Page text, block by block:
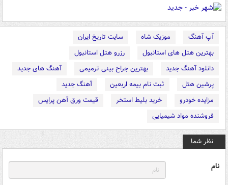
آپ آهنگ موزیک شاه
سایت تاریخ ایران
بهترین هتل های استانبول
رزرو هتل استانبول
دانلود آهنگ جدید
بهترین جراح بینی ترمیمی
آهنگ های جدید
پرشین هتل
ثبت نام بیمه اربعین
آهنگ جدید
مزایده خودرو
خرید بلیط استخر
قیمت ورق آهن پرایس
فروشنده مواد شیمیایی
نظر شما
نام